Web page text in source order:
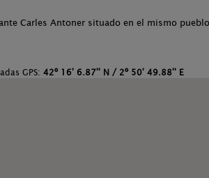
Carles Antoner situado en el mismo
GPS: 42º 16' 6.87'' N / 2º 50' 49.88'' E